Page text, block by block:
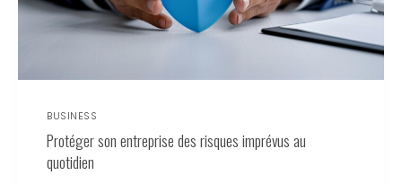
BUSINESS
Protéger son entreprise des risques imprévus au
quotidien